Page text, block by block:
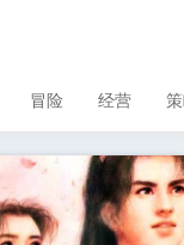
冒险 经营